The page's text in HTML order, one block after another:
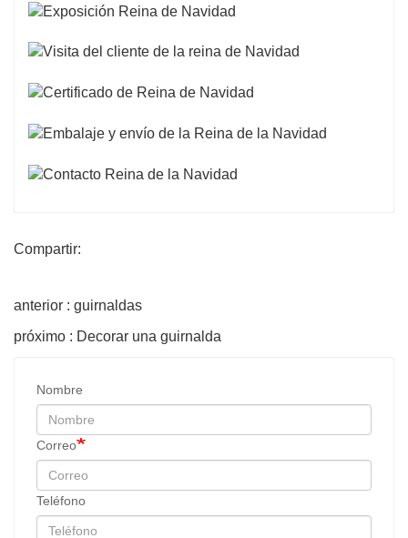
Compartir:
anterior : guirnaldas
próximo : Decorar una guirnalda
Nombre
Correo
Teléfono